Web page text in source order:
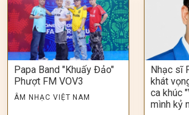
Papa Band "Khuấy Đảo"
Phượt FM VOV3
ÂM NHẠC VIỆT NAM
Nhạc sĩ
khát
ca khúc
mình kỷ